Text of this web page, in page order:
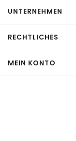
UNTERNEHMEN
RECHTLICHES
MEIN KONTO